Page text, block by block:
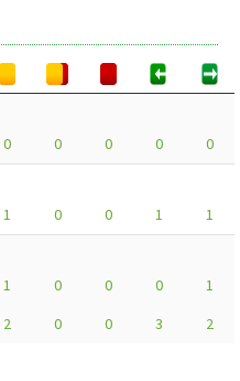
0 0 0 0
0
1 0 0 1
1
1 0 0 0
1
2 0 0 3 2